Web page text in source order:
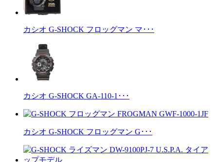
カシオ G-SHOCK フロッグマン マ･･･
カシオ G-SHOCK GA-110-1･･･
カシオ G-SHOCK フロッグマン G･･･